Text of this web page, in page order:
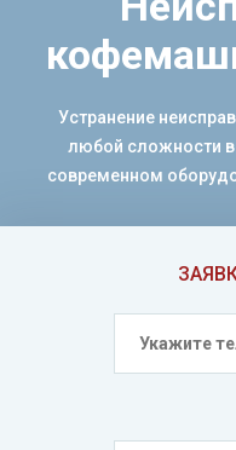
Устранение
любой сложности
современном